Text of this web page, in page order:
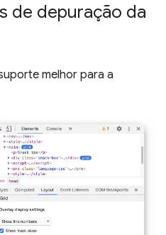
de depuração da
melhor para a